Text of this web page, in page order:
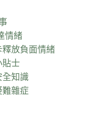
情緒
釋放負面情緒
貼士
全知識
難雜症